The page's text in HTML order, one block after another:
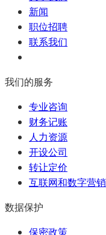
新闻
职位招聘
联系我们
我们的服务
专业咨询
财务记账
人力资源
开设公司
转让定价
互联网和数字营销
数据保护